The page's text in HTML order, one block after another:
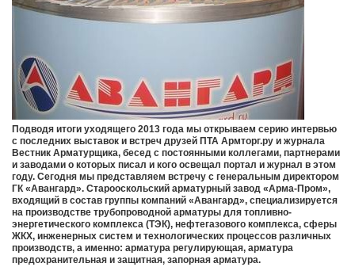
Подводя итоги уходящего 2013 года мы открываем серию интервью
с последних выставок и встреч друзей ПТА Армторг.ру и журнала
Вестник Арматурщика, бесед с постоянными коллегами, партнерами
и заводами о которых писал и кого освещал портал и журнал в этом
году. Сегодня мы представляем встречу с генеральным директором
ГК «Авангард». Старооскольский арматурный завод «Арма-Пром»,
входящий в состав группы компаний «Авангард», специализируется
на производстве трубопроводной арматуры для топливно-
энергетического комплекса (ТЭК), нефтегазового комплекса, сферы
ЖКХ, инженерных систем и технологических процессов различных
производств, а именно: арматура регулирующая, арматура
предохранительная и защитная, запорная арматура.